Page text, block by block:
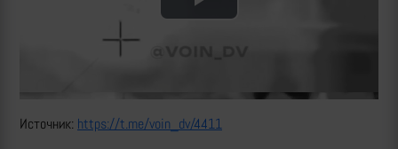
Play
Источник: https://t.me/voin_dv/4411